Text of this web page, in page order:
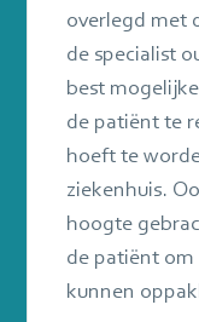
overlegd met
de specialist
best
de patiënt te
hoeft te
ziekenhuis.
hoogte
de patiënt
kunnen